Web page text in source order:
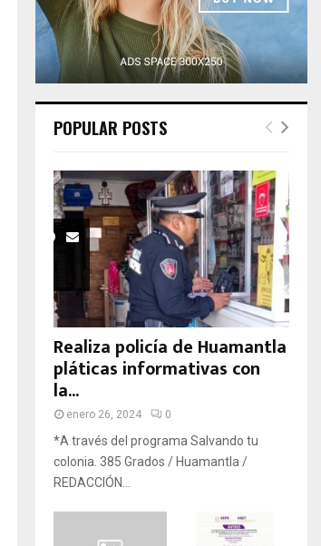
POPULAR POSTS
Realiza policía de Huamantla
pláticas informativas con
la...
enero 26, 2024 0
*A través del programa Salvando tu
colonia. 385 Grados / Huamantla /
REDACCIÓN...